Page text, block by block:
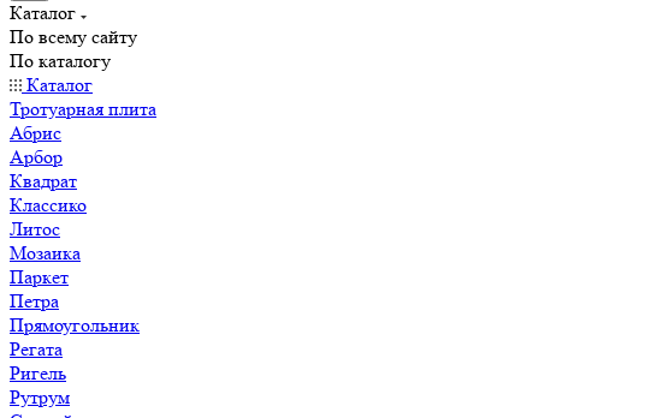
Каталог
По всему сайту
По каталогу
Каталог
Тротуарная плита
Абрис
Арбор
Квадрат
Классико
Литос
Мозаика
Паркет
Петра
Прямоугольник
Регата
Ригель
Рутрум